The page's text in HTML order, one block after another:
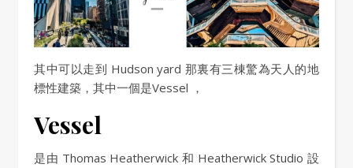
其中可以走到 Hudson yard 那裏有三棟驚為天人的地
標性建築，其中一個是Vessel ，
Vessel
是由 Thomas Heatherwick 和 Heatherwick Studio 設